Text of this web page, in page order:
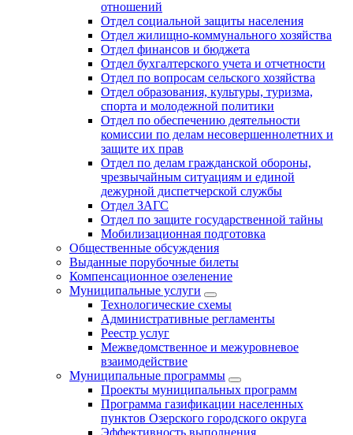
отношений
Отдел социальной защиты населения
Отдел жилищно-коммунального хозяйства
Отдел финансов и бюджета
Отдел бухгалтерского учета и отчетности
Отдел по вопросам сельского хозяйства
Отдел образования, культуры, туризма,
спорта и молодежной политики
Отдел по обеспечению деятельности
комиссии по делам несовершеннолетних и
защите их прав
Отдел по делам гражданской обороны,
чрезвычайным ситуациям и единой
дежурной диспетчерской службы
Отдел ЗАГС
Отдел по защите государственной тайны
Мобилизационная подготовка
Общественные обсуждения
Выданные порубочные билеты
Компенсационное озеленение
Муниципальные услуги
Технологические схемы
Административные регламенты
Реестр услуг
Межведомственное и межуровневое
взаимодействие
Муниципальные программы
Проекты муниципальных программ
Программа газификации населенных
пунктов Озерского городского округа